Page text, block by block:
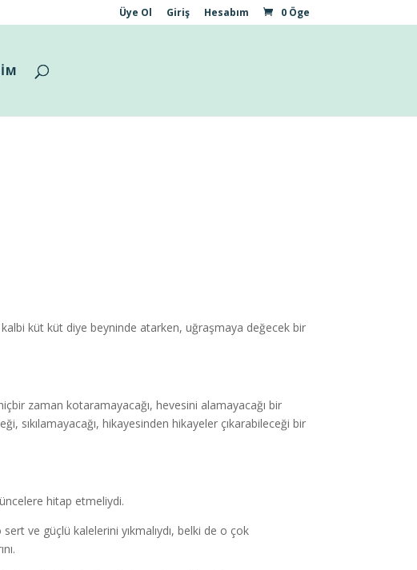
Üye Ol Giriş Hesabım 0 Öge
kalbi küt küt diye beyninde atarken, uğraşmaya değecek bir
zaman kotaramayacağı, hevesini alamayacağı bir
sıkılamayacağı, hikayesinden hikayeler çıkarabileceği bir
hitap etmeliydi.
ve güçlü kalelerini yıkmalıydı, belki de o çok